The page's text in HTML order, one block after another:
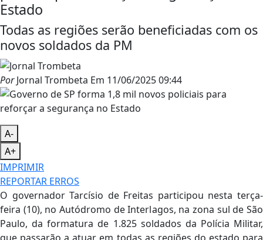
Estado
Todas as regiões serão beneficiadas com os
novos soldados da PM
PorJornal Trombeta Em 11/06/2025 09:44
A-
A+
IMPRIMIR
REPORTAR ERROS
O governador Tarcísio de Freitas participou nesta terça-
feira (10), no Autódromo de Interlagos, na zona sul de São
Paulo, da formatura de 1.825 soldados da Polícia Militar,